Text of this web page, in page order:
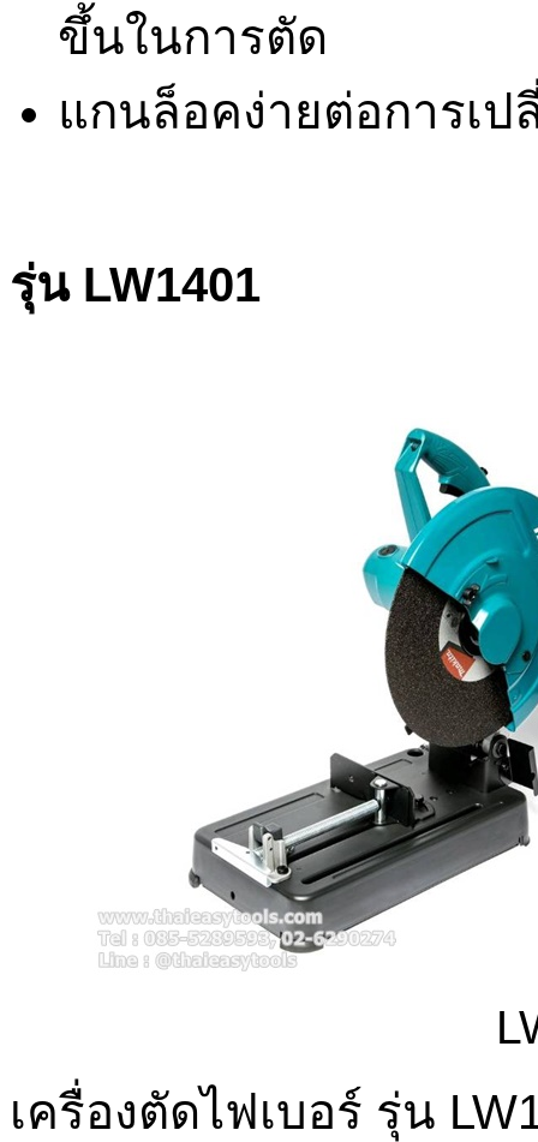
ขึ้นในการตัด
แกนล็อคง่ายต่อการเ
รุ่น LW1401
เครื่องตัดไฟเบอร์ รุ่น